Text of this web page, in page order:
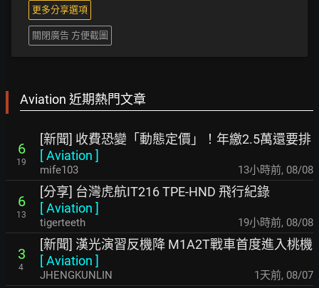
更多分享選項
關閉廣告 方便截圖
Aviation 近期熱門文章
6
19
[新聞] 收費恐變「動態定價」！年繳2.5萬還要排
[Aviation ]
mife103 13小時前, 08/08
6
13
[分享] 台灣虎航IT216 TPE-HND 飛行紀錄
[Aviation ]
tigerteeth 19小時前, 08/08
3
4
[新聞] 漢光演習反機降 M1A2T戰車首度進入桃機
[Aviation ]
JHENGKUNLIN 1天前, 08/07